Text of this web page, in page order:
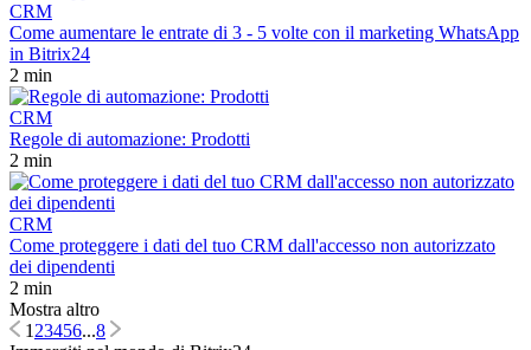
CRM
Come aumentare le entrate di 3 - 5 volte con il marketing WhatsApp
in Bitrix24
2 min
CRM
Regole di automazione: Prodotti
2 min
CRM
Come proteggere i dati del tuo CRM dall'accesso non autorizzato
dei dipendenti
2 min
Mostra altro
123456...8